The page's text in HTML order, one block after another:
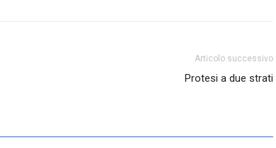
Articolo successivo
Protesi a due strati